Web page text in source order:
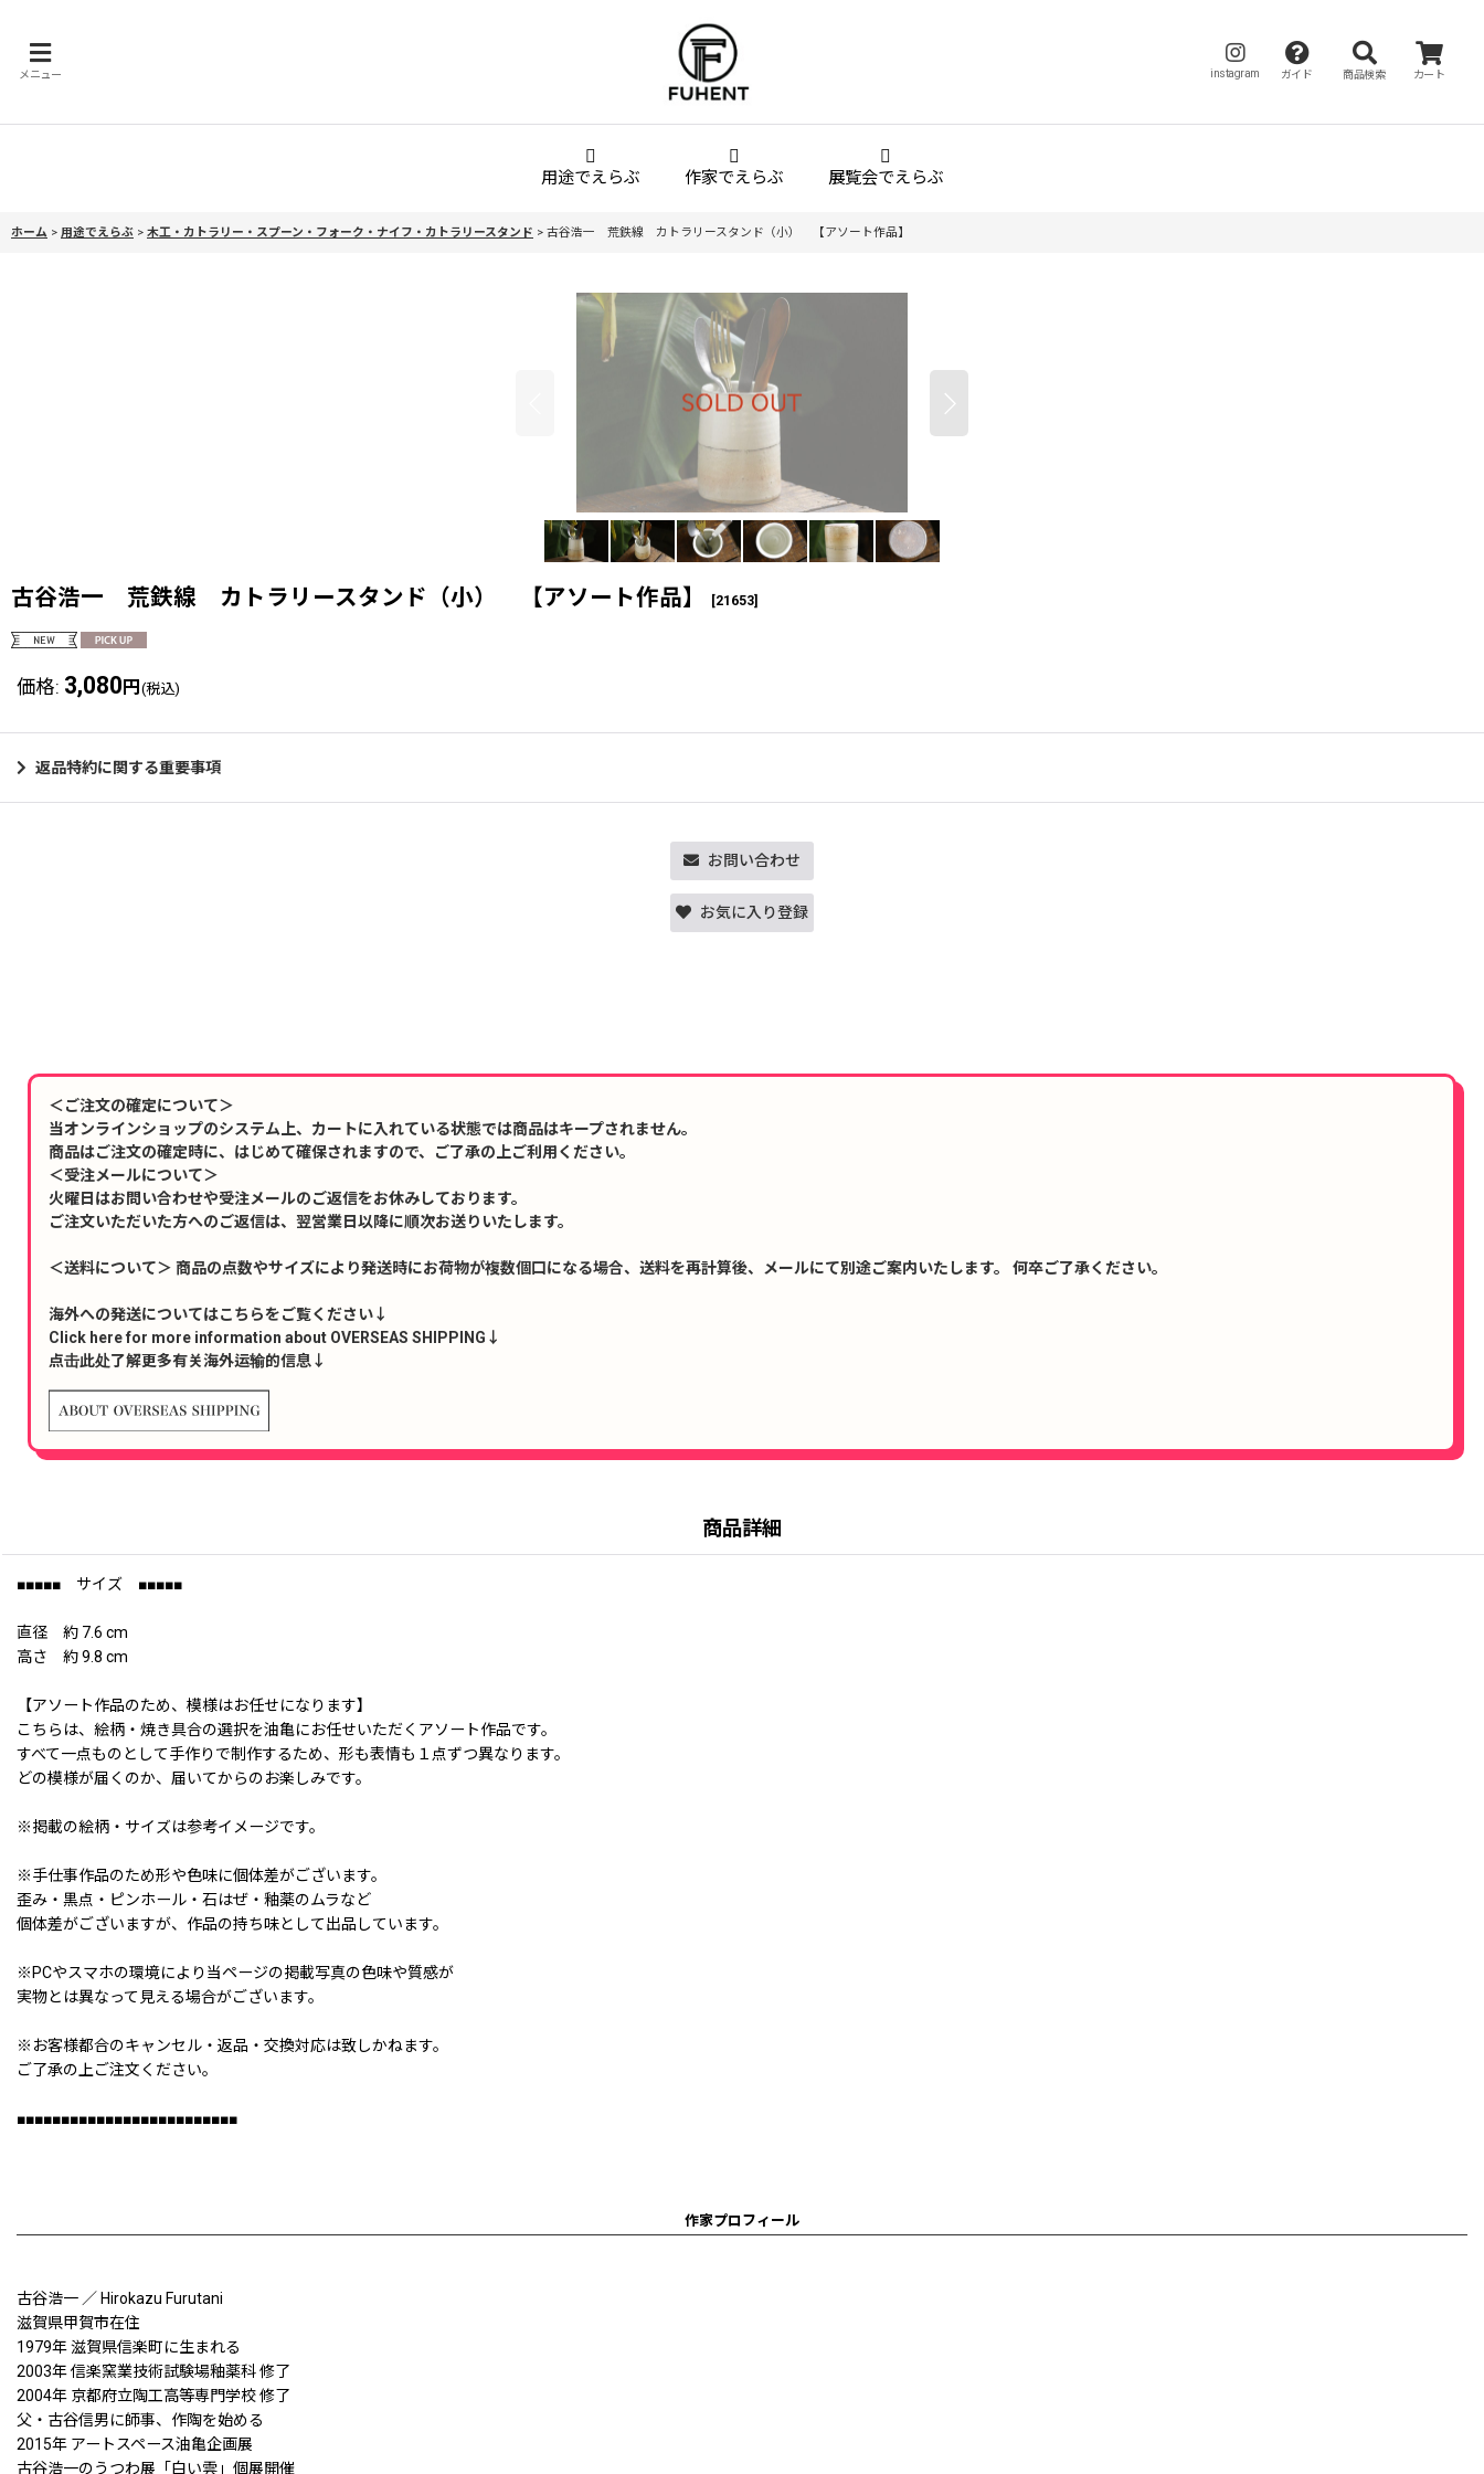
メニュー instagram ガイド 商品検索 カート
用途でえらぶ 作家でえらぶ 展覧会でえらぶ
ホーム > 用途でえらぶ > 木工・カトラリー・スプーン・フォーク・ナイフ・カトラリースタンド > 古谷浩一 荒鉄線 カトラリースタンド（小） 【アソート作品】
古谷浩一 荒鉄線 カトラリースタンド（小） 【アソート作品】 [21653]
価格: 3,080 円 (税込)
返品特約に関する重要事項
お問い合わせ
お気に入り登録
＜ご注文の確定について＞
当オンラインショップのシステム上、カートに入れている状態では商品はキープされません。
商品はご注文の確定時に、はじめて確保されますので、ご了承の上ご利用ください。
＜受注メールについて＞
火曜日はお問い合わせや受注メールのご返信をお休みしております。
ご注文いただいた方へのご返信は、翌営業日以降に順次お送りいたします。
＜送料について＞ 商品の点数やサイズにより発送時にお荷物が複数個口になる場合、送料を再計算後、メールにて別途ご案内いたします。 何卒ご了承ください。
海外への発送についてはこちらをご覧ください↓
Click here for more information about OVERSEAS SHIPPING↓
点击此处了解更多有关海外运输的信息↓
商品詳細
■■■■■ サイズ ■■■■■
直径 約 7.6 cm
高さ 約 9.8 cm
【アソート作品のため、模様はお任せになります】
こちらは、絵柄・焼き具合の選択を油亀にお任せいただくアソート作品です。
すべて一点ものとして手作りで制作するため、形も表情も１点ずつ異なります。
どの模様が届くのか、届いてからのお楽しみです。
※掲載の絵柄・サイズは参考イメージです。
※手仕事作品のため形や色味に個体差がございます。
歪み・黒点・ピンホール・石はぜ・釉薬のムラなど
個体差がございますが、作品の持ち味として出品しています。
※PCやスマホの環境により当ページの掲載写真の色味や質感が
実物とは異なって見える場合がございます。
※お客様都合のキャンセル・返品・交換対応は致しかねます。
ご了承の上ご注文ください。
■■■■■■■■■■■■■■■■■■■■■■■■■
作家プロフィール
古谷浩一 ／ Hirokazu Furutani
滋賀県甲賀市在住
1979年 滋賀県信楽町に生まれる
2003年 信楽窯業技術試験場釉薬科 修了
2004年 京都府立陶工高等専門学校 修了
父・古谷信男に師事、作陶を始める
2015年 アートスペース油亀企画展
古谷浩一のうつわ展「白い雲」個展開催